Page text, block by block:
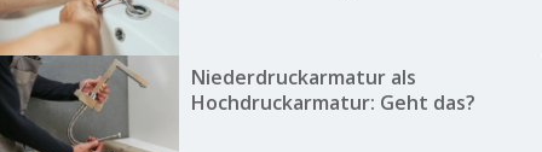
Niederdruckarmatur als
Hochdruckarmatur: Geht das?